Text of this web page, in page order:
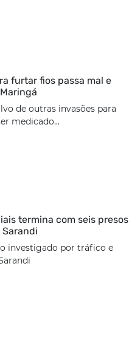
furtar fios passa mal e
de outras invasões para
medicado...
termina com seis presos
investigado por tráfico e